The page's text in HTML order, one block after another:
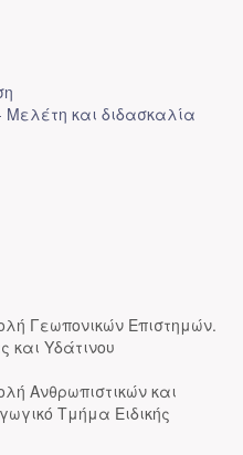
Μελέτη και διδασκαλία
Γεωπονικών Επιστημών.
και Υδάτινου
Ανθρωπιστικών και
Τμήμα Ειδικής